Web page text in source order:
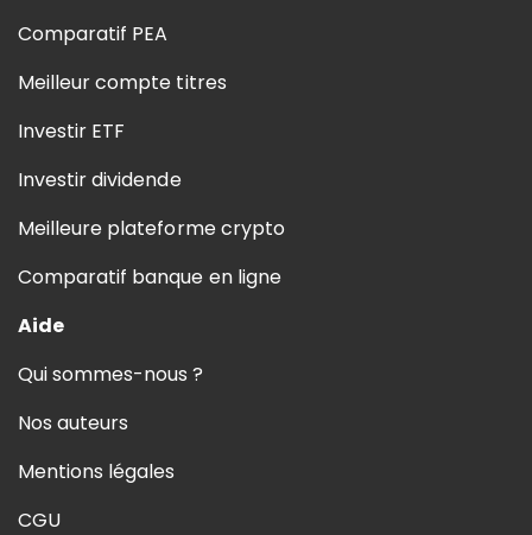
Comparatif PEA
Meilleur compte titres
Investir ETF
Investir dividende
Meilleure plateforme crypto
Comparatif banque en ligne
Aide
Qui sommes-nous ?
Nos auteurs
Mentions légales
CGU